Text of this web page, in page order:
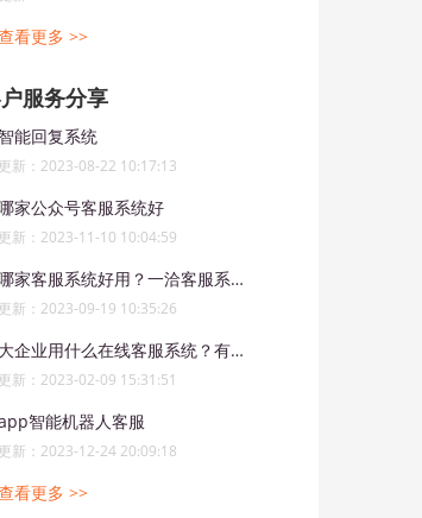
看更多 >>
服务分享
智能回复系统
更新：2023-08-22 10:17:13
家公众号客服系统好
更新：2023-11-10 10:04:59
哪家客服系统好用？一洽客服系统带你领略高效客服的魅力
更新：2023-09-19 10:35:26
大企业用什么在线客服系统？有哪些功能？
更新：2023-02-09 15:31:51
智能机器人客服
更新：2023-12-24 20:09:18
看更多 >>